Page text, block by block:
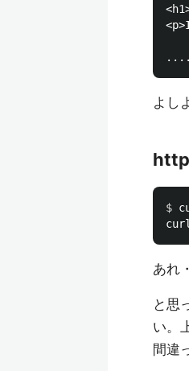
よし
http
$
あれ
と思
い。
間違